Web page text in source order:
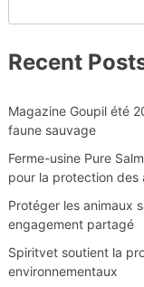
Recent
Magazine Goupil été
faune sauvage
Ferme-usine Pure
pour la protection des
Protéger les animaux
engagement partagé
Spiritvet soutient la
environnementaux